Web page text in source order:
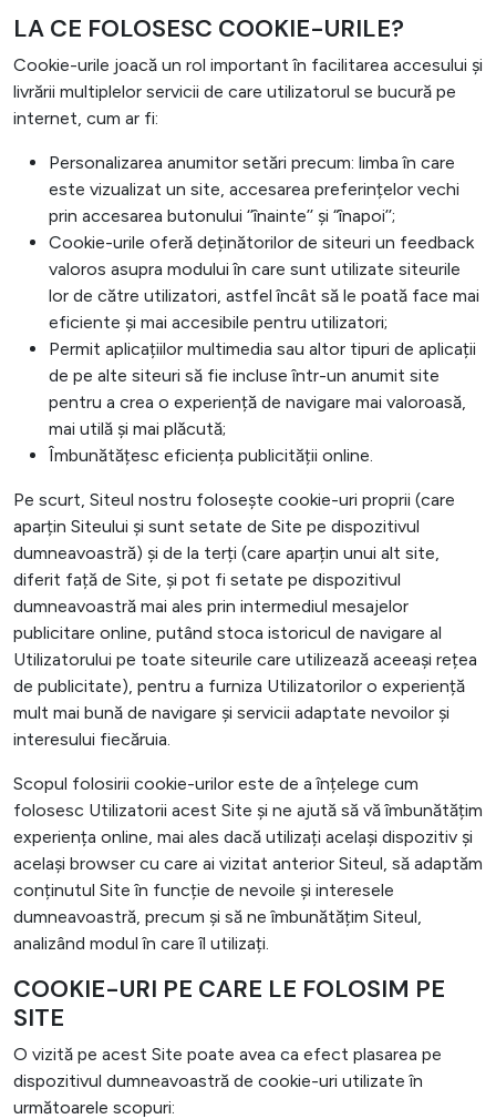
LA CE FOLOSESC COOKIE-URILE?
Cookie-urile joacă un rol important în facilitarea accesului și
livrării multiplelor servicii de care utilizatorul se bucură pe
internet, cum ar fi:
Personalizarea anumitor setări precum: limba în care
este vizualizat un site, accesarea preferințelor vechi
prin accesarea butonului ‘’înainte’’ și “înapoi’’;
Cookie-urile oferă deținătorilor de siteuri un feedback
valoros asupra modului în care sunt utilizate siteurile
lor de către utilizatori, astfel încât să le poată face mai
eficiente și mai accesibile pentru utilizatori;
Permit aplicațiilor multimedia sau altor tipuri de aplicații
de pe alte siteuri să fie incluse într-un anumit site
pentru a crea o experiență de navigare mai valoroasă,
mai utilă și mai plăcută;
Îmbunătățesc eficiența publicității online.
Pe scurt, Siteul nostru folosește cookie-uri proprii (care
aparțin Siteului și sunt setate de Site pe dispozitivul
dumneavoastră) și de la terți (care aparțin unui alt site,
diferit față de Site, și pot fi setate pe dispozitivul
dumneavoastră mai ales prin intermediul mesajelor
publicitare online, putând stoca istoricul de navigare al
Utilizatorului pe toate siteurile care utilizează aceeași rețea
de publicitate), pentru a furniza Utilizatorilor o experiență
mult mai bună de navigare și servicii adaptate nevoilor și
interesului fiecăruia.
Scopul folosirii cookie-urilor este de a înțelege cum
folosesc Utilizatorii acest Site și ne ajută să vă îmbunătățim
experiența online, mai ales dacă utilizați același dispozitiv și
același browser cu care ai vizitat anterior Siteul, să adaptăm
conținutul Site în funcție de nevoile și interesele
dumneavoastră, precum și să ne îmbunătățim Siteul,
analizând modul în care îl utilizați.
COOKIE-URI PE CARE LE FOLOSIM PE
SITE
O vizită pe acest Site poate avea ca efect plasarea pe
dispozitivul dumneavoastră de cookie-uri utilizate în
următoarele scopuri: